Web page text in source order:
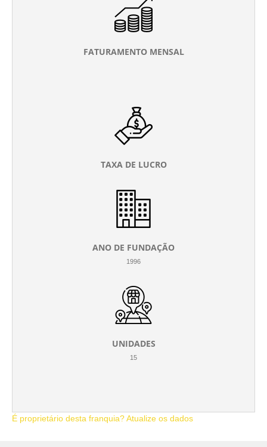
FATURAMENTO MENSAL
TAXA DE LUCRO
ANO DE FUNDAÇÃO
1996
UNIDADES
15
É proprietário desta franquia? Atualize os dados